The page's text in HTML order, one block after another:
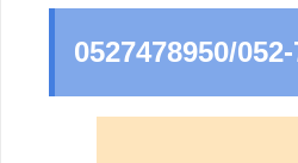
0527478950/